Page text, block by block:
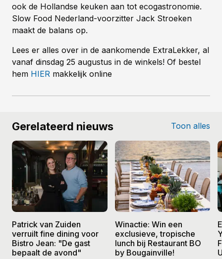
ook de Hollandse keuken aan tot ecogastronomie.
Slow Food Nederland-voorzitter Jack Stroeken
maakt de balans op.
Lees er alles over in de aankomende ExtraLekker, al
vanaf dinsdag 25 augustus in de winkels! Of bestel
hem HIER makkelijk online
Gerelateerd nieuws Toon alles
Patrick van Zuiden
verruilt fine dining voor
Bistro Jean: "De gast
bepaalt de avond"
Winactie: Win een
exclusieve, tropische
lunch bij Restaurant BO
by Bougainville!